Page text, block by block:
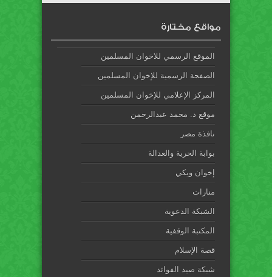
مواقع مختارة
الموقع الرسمي للاخوان المسلمين
الصفحة الرسمية للإخوان المسلمين
المركز الإعلامي للإخوان المسلمين
موقع د. محمد عبدالرحمن
نافذة مصر
بوابة الحرية والعدالة
إخوان ويكي
منارات
الشبكة الدعوية
المكتبة الوقفية
قصة الإسلام
شبكة صيد الفوائد